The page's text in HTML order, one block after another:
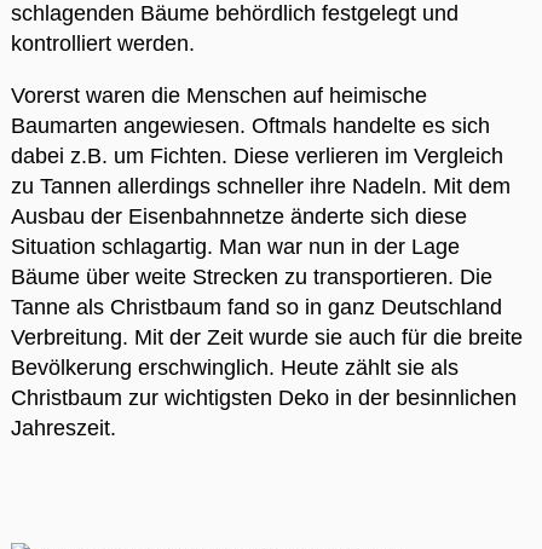
schlagenden Bäume behördlich festgelegt und
kontrolliert werden.
Vorerst waren die Menschen auf heimische
Baumarten angewiesen. Oftmals handelte es sich
dabei z.B. um Fichten. Diese verlieren im Vergleich
zu Tannen allerdings schneller ihre Nadeln. Mit dem
Ausbau der Eisenbahnnetze änderte sich diese
Situation schlagartig. Man war nun in der Lage
Bäume über weite Strecken zu transportieren. Die
Tanne als Christbaum fand so in ganz Deutschland
Verbreitung. Mit der Zeit wurde sie auch für die breite
Bevölkerung erschwinglich. Heute zählt sie als
Christbaum zur wichtigsten Deko in der besinnlichen
Jahreszeit.